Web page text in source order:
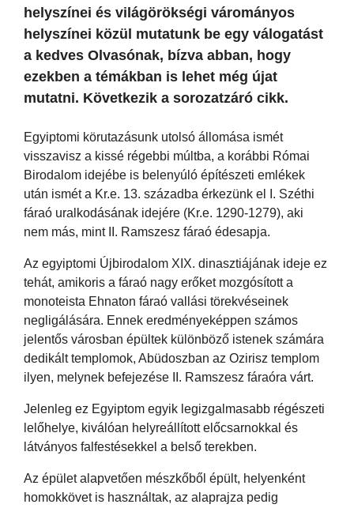
helyszínei és világörökségi várományos
helyszínei közül mutatunk be egy válogatást
a kedves Olvasónak, bízva abban, hogy
ezekben a témákban is lehet még újat
mutatni. Következik a sorozatzáró cikk.
Egyiptomi körutazásunk utolsó állomása ismét
visszavisz a kissé régebbi múltba, a korábbi Római
Birodalom idejébe is belenyúló építészeti emlékek
után ismét a Kr.e. 13. századba érkezünk el I. Széthi
fáraó uralkodásának idejére (Kr.e. 1290-1279), aki
nem más, mint II. Ramszesz fáraó édesapja.
Az egyiptomi Újbirodalom XIX. dinasztiájának ideje ez
tehát, amikoris a fáraó nagy erőket mozgósított a
monoteista Ehnaton fáraó vallási törekvéseinek
negligálására. Ennek eredményeképpen számos
jelentős városban épültek különböző istenek számára
dedikált templomok, Abüdoszban az Ozirisz templom
ilyen, melynek befejezése II. Ramszesz fáraóra várt.
Jelenleg ez Egyiptom egyik legizgalmasabb régészeti
lelőhelye, kiválóan helyreállított előcsarnokkal és
látványos falfestésekkel a belső terekben.
Az épület alapvetően mészkőből épült, helyenként
homokkövet is használtak, az alaprajza pedig